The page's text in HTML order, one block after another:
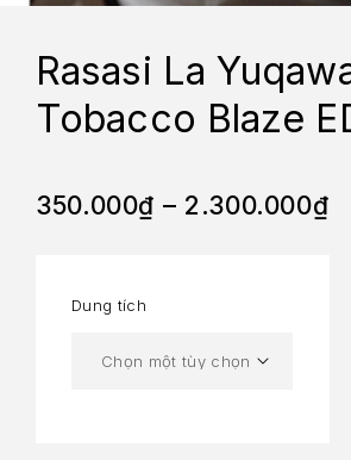
Rasasi La
Tobacco Blaze
350.000₫ – 2.300.000₫
Dung tích